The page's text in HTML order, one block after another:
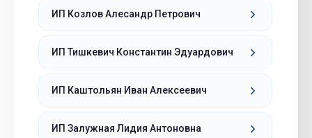
ИП Козлов Алесандр Петрович
ИП Тишкевич Константин Эдуардович
ИП Каштольян Иван Алексеевич
ИП Залужная Лидия Антоновна